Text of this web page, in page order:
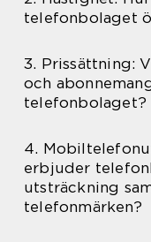
telefonbolaget
3. Prissättning:
och
telefonbolaget?
4.
erbjuder
utsträckning
telefonmärken?